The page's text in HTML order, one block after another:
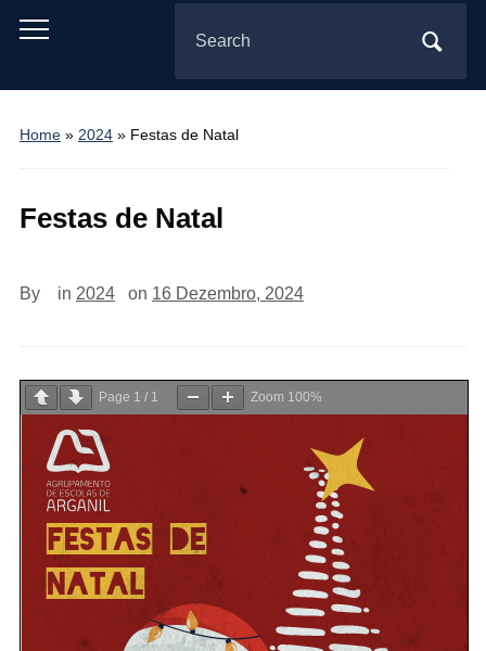
Toggle
menu
for:
Home» 2024» Festas de Natal
Festas de Natal
By in 2024 on 16 Dezembro, 2024
Page 1 / 1 Zoom 100%